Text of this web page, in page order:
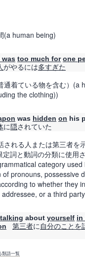
(a human being)
was too much for one
がやるには多すぎた
通着ている物を含む）(a
the clothing))
was hidden on his
に隠されていた
される人または第三者を
定詞と動詞の分類に使用
category used
of pronouns, possessive
to whether they
or a third
about yourself in
第三者に 自分のこと を
類語一覧